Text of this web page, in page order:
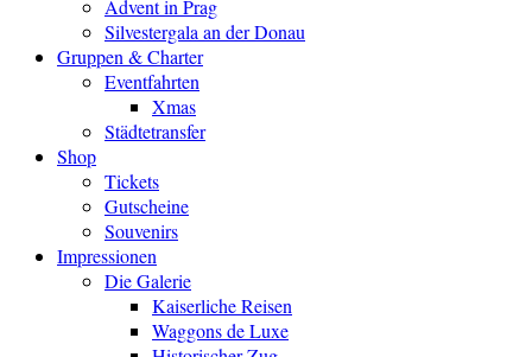
Advent in Prag
Silvestergala an der Donau
Gruppen & Charter
Eventfahrten
Xmas
Städtetransfer
Shop
Tickets
Gutscheine
Souvenirs
Impressionen
Die Galerie
Kaiserliche Reisen
Waggons de Luxe